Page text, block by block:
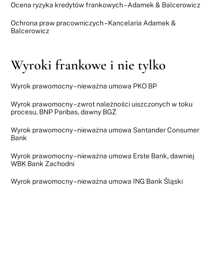
Ocena ryzyka kredytów frankowych – Adamek & Balcerowicz
Ochrona praw pracowniczych – Kancelaria Adamek &
Balcerowicz
Wyroki frankowe i nie tylko
Wyrok prawomocny – nieważna umowa PKO BP
Wyrok prawomocny – zwrot należności uiszczonych w toku
procesu, BNP Paribas, dawny BGŻ
Wyrok prawomocny – nieważna umowa Santander Consumer
Bank
Wyrok prawomocny – nieważna umowa Erste Bank, dawniej
WBK Bank Zachodni
Wyrok prawomocny – nieważna umowa ING Bank Śląski